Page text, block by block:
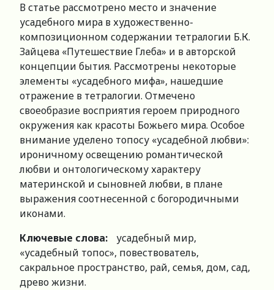
В статье рассмотрено место и значение
усадебного мира в художественно-
композиционном содержании тетралогии Б.К.
Зайцева «Путешествие Глеба» и в авторской
концепции бытия. Рассмотрены некоторые
элементы «усадебного мифа», нашедшие
отражение в тетралогии. Отмечено
своеобразие восприятия героем природного
окружения как красоты Божьего мира. Особое
внимание уделено топосу «усадебной любви»:
ироничному освещению романтической
любви и онтологическому характеру
материнской и сыновней любви, в плане
выражения соотнесенной с богородичными
иконами.
Ключевые слова:
усадебный мир,
«усадебный топос», повествователь,
сакральное пространство, рай, семья, дом, сад,
древо жизни.